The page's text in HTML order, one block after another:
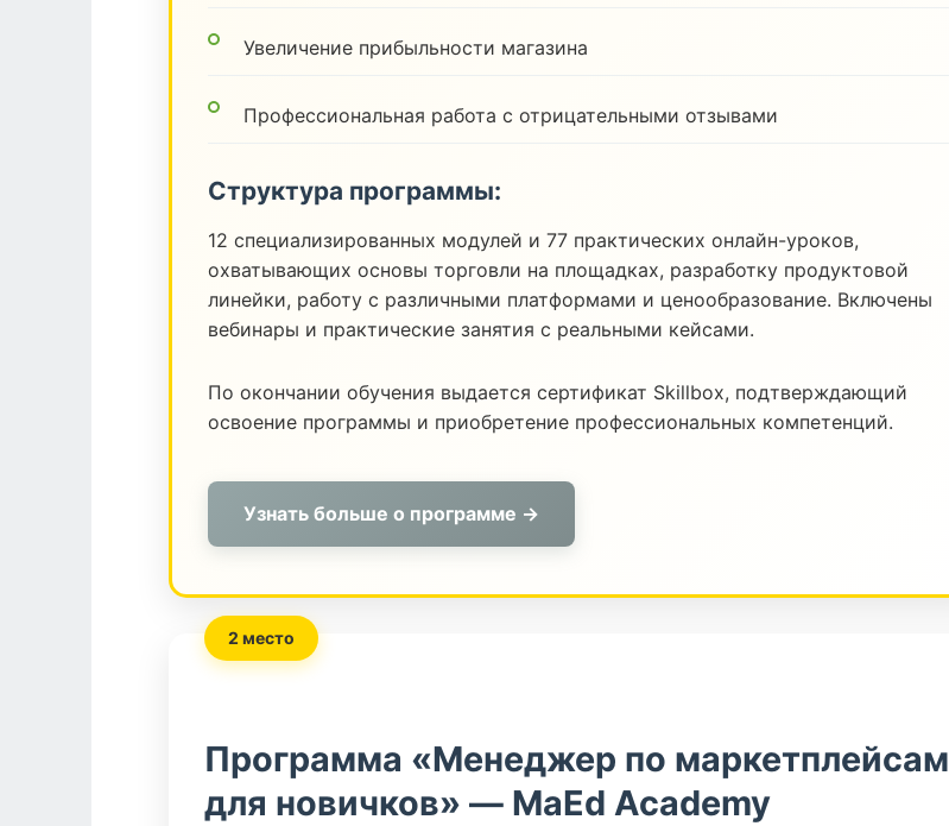
Увеличение прибыльности магазина
Профессиональная работа с отрицательными отзывами
Структура программы:
12 специализированных модулей и 77 практических онлайн-уроков,
охватывающих основы торговли на площадках, разработку продуктовой
линейки, работу с различными платформами и ценообразование. Включены
вебинары и практические занятия с реальными кейсами.
По окончании обучения выдается сертификат Skillbox, подтверждающий
освоение программы и приобретение профессиональных компетенций.
Узнать больше о программе →
2 место
Программа «Менеджер по маркетплейсам
для новичков» — MaEd Academy